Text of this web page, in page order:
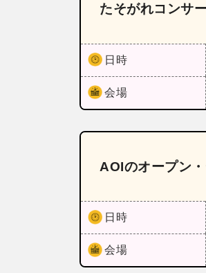
たそがれコンサ
日時
会場
AOIのオープン
日時
会場